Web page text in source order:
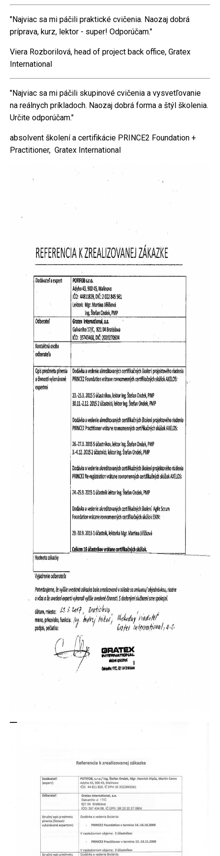
"Najviac sa mi páčili praktické cvičenia. Naozaj dobrá
príprava, kurz, lektor - super! Odporúčam."
Viera Rozborilová, head of project back office, Gratex
International
"Najviac sa mi páčili skupinové cvičenia a vysvetľovanie
na reálnych príkladoch. Naozaj dobrá forma a štýl školenia.
Určite odporúčam."
absolvent školení a certifikácie PRINCE2 Foundation +
Practitioner, Gratex International